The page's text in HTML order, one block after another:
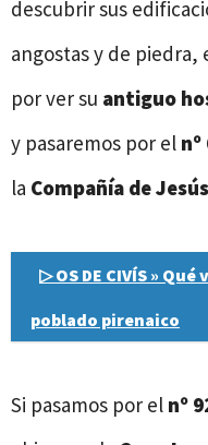
descubrir sus
angostas y de piedra,
por ver su antiguo
y pasaremos por el nº
la Compañía de Jesús
▷ OS DE CIVÍS »
poblado pirenaico
Si pasamos por el nº